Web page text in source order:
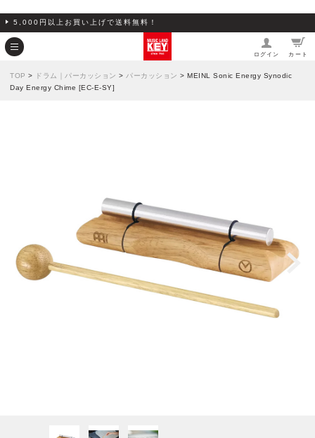
5,000円以上お買い上げで送料無料！
ログイン カート
TOP > ドラム｜パーカッション > パーカッション > MEINL Sonic Energy Synodic
Day Energy Chime [EC-E-SY]